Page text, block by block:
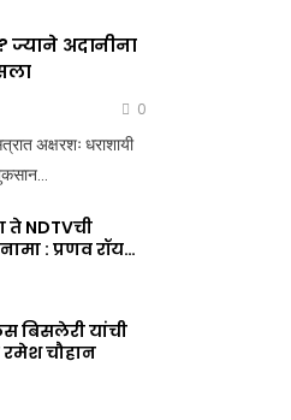
ज्याने अदानीना
0
अक्षरशः धराशायी
ते NDTVची
: प्रणव रॉय…
बिसलेरी यांची
चौहान